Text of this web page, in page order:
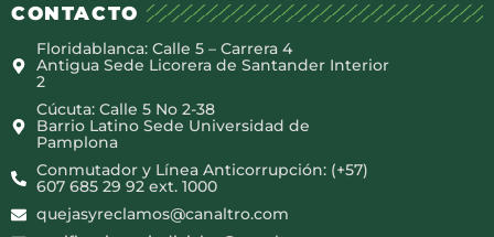
CONTACTO
Floridablanca: Calle 5 – Carrera 4
Antigua Sede Licorera de Santander Interior
2
Cúcuta: Calle 5 No 2-38
Barrio Latino Sede Universidad de
Pamplona
Conmutador y Línea Anticorrupción: (+57)
607 685 29 92 ext. 1000
quejasyreclamos@canaltro.com